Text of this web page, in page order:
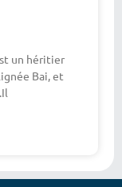
un héritier
Bai, et